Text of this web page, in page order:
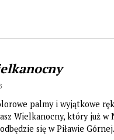
palmy i wyjątkowe
Wielkanocny, który już w
się w Piławie Górnej.